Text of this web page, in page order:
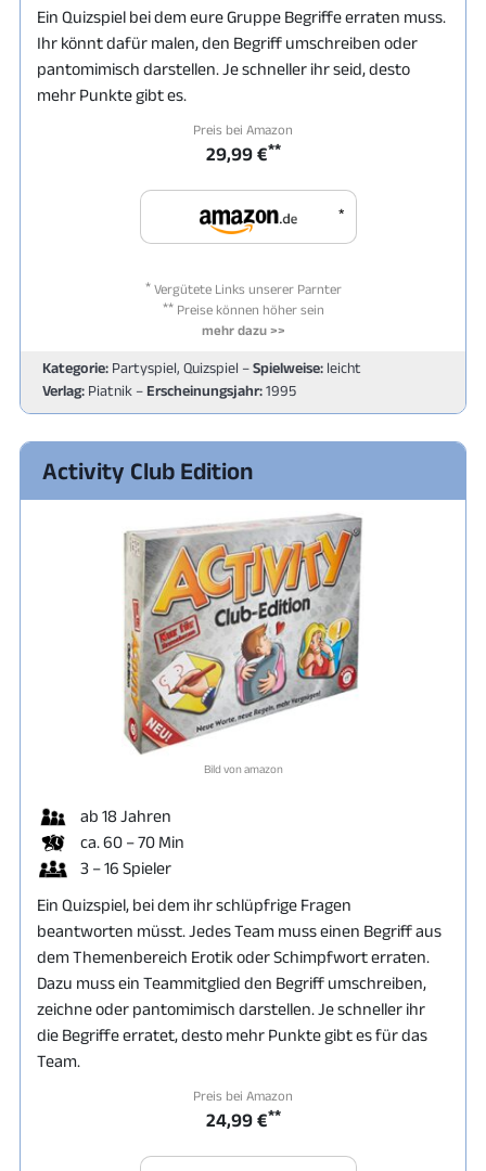
Ein Quizspiel bei dem eure Gruppe Begriffe erraten muss.
Ihr könnt dafür malen, den Begriff umschreiben oder
pantomimisch darstellen. Je schneller ihr seid, desto
mehr Punkte gibt es.
Preis bei Amazon
29,99 €**
*
*Vergütete Links unserer Parnter
**Preise können höher sein
mehr dazu >>
Kategorie: Partyspiel, Quizspiel –Spielweise: leicht
Verlag: Piatnik – Erscheinungsjahr:1995
Activity Club Edition
Bild von amazon
ab 18 Jahren
ca. 60 – 70 Min
3 – 16 Spieler
Ein Quizspiel, bei dem ihr schlüpfrige Fragen
beantworten müsst. Jedes Team muss einen Begriff aus
dem Themenbereich Erotik oder Schimpfwort erraten.
Dazu muss ein Teammitglied den Begriff umschreiben,
zeichne oder pantomimisch darstellen. Je schneller ihr
die Begriffe erratet, desto mehr Punkte gibt es für das
Team.
Preis bei Amazon
24,99 €**